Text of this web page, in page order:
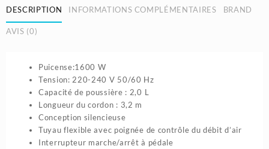
1600W
2L
avec
DESCRIPTION INFORMATIONS COMPLÉMENTAIRES BRAND
AVIS (0)
Puicense:1600 W
Tension: 220-240 V 50/60 Hz
Capacité de poussière : 2,0 L
Longueur du cordon : 3,2 m
Conception silencieuse
Tuyau flexible avec poignée de contrôle du débit d’air
Interrupteur marche/arrêt à pédale